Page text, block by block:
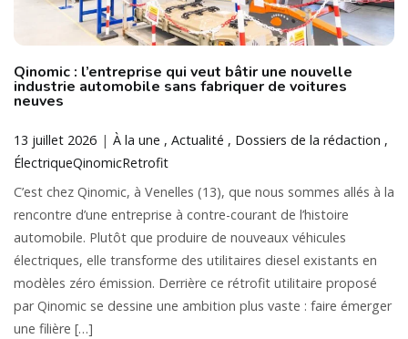
Qinomic : l’entreprise qui veut bâtir une nouvelle
industrie automobile sans fabriquer de voitures
neuves
13 juillet 2026 À la une Actualité
Dossiers de la rédaction
ÉlectriqueQinomicRetrofit
C’est chez Qinomic, à Venelles (13), que nous sommes allés à la
rencontre d’une entreprise à contre-courant de l’histoire
automobile. Plutôt que produire de nouveaux véhicules
électriques, elle transforme des utilitaires diesel existants en
modèles zéro émission. Derrière ce rétrofit utilitaire proposé
par Qinomic se dessine une ambition plus vaste : faire émerger
une filière […]